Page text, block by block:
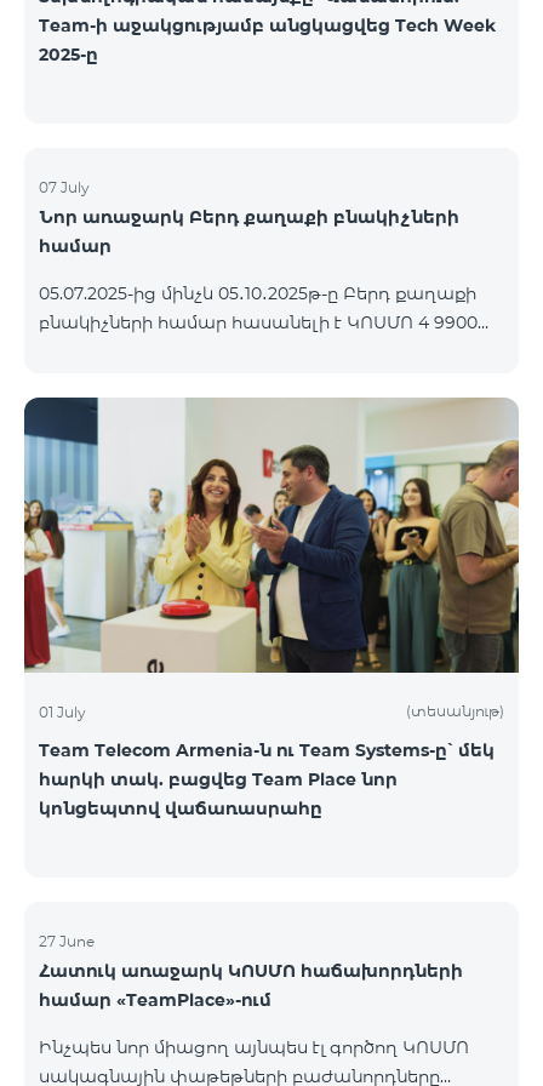
Team-ի աջակցությամբ անցկացվեց Tech Week
2025-ը
07 July
Նոր առաջարկ Բերդ քաղաքի բնակիչների
համար
05.07.2025-ից մինչև 05․10․2025թ-ը Բերդ քաղաքի
բնակիչների համար հասանելի է ԿՈՍՄՈ 4 9900
վաղաժամ դադարեցման դեպքում կիրառվում է
տուգանք։ ԿՈՍՄՈ սակագնային փաթեթների
ներառումներին մանրամասն ծանոթանալու
համար կարող եք անցնել հետևյալ
հղմամբ՝ telecomarmenia.am/cosmo
01 July (տեսանյութ)
Team Telecom Armenia-ն ու Team Systems-ը՝ մեկ
հարկի տակ. բացվեց Team Place նոր
կոնցեպտով վաճառասրահը
27 June
Հատուկ առաջարկ ԿՈՍՄՈ հաճախորդների
համար «TeamPlace»-ում
Ինչպես նոր միացող այնպես էլ գործող ԿՈՍՄՈ
սակագնային փաթեթների բաժանորդները